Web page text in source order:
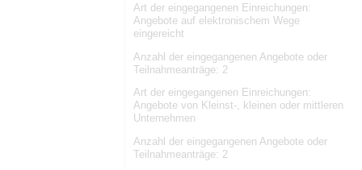
Art der eingegangenen Einreichungen:
Angebote auf elektronischem Wege
eingereicht
Anzahl der eingegangenen Angebote oder
Teilnahmeanträge: 2
Art der eingegangenen Einreichungen:
Angebote von Kleinst-, kleinen oder mittleren
Unternehmen
Anzahl der eingegangenen Angebote oder
Teilnahmeanträge: 2